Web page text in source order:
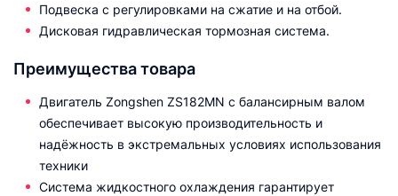
Подвеска с регулировками на сжатие и на отбой.
Дисковая гидравлическая тормозная система.
Преимущества товара
Двигатель Zongshen ZS182MN с балансирным валом
обеспечивает высокую производительность и
надёжность в экстремальных условиях использования
техники
Система жидкостного охлаждения гарантирует